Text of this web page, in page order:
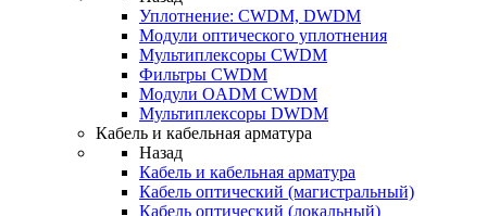
Уплотнение: CWDM, DWDM
Модули оптического уплотнения
Мультиплексоры CWDM
Фильтры CWDM
Модули OADM CWDM
Мультиплексоры DWDM
Кабель и кабельная арматура
Назад
Кабель и кабельная арматура
Кабель оптический (магистральный)
Кабель оптический (локальный)